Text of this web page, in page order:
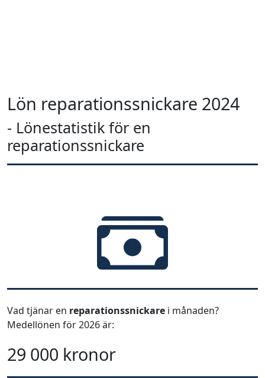
Lön reparationssnickare 2024
- Lönestatistik för en
reparationssnickare
Vad tjänar en reparationssnickare i månaden?
Medellönen för 2026 är:
29 000 kronor